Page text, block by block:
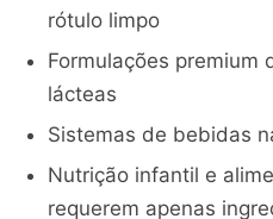
rótulo limpo
Formulações premium
lácteas
Sistemas de bebidas
Nutrição infantil e
requerem apenas